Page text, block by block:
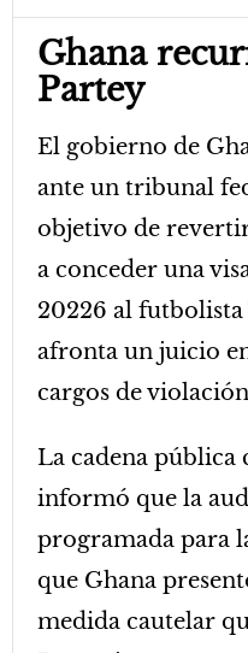
Ghana
Partey
El gobierno de
ante un tribunal
objetivo de
a conceder una
20226 al
afronta un juicio
cargos de
La cadena pública
informó que la
programada para
que Ghana
medida cautelar